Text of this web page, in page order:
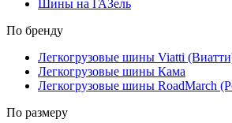
Шины на ГАЗель
По бренду
Легкогрузовые шины Viatti
Легкогрузовые шины Кама
Легкогрузовые шины RoadMarch
По размеру